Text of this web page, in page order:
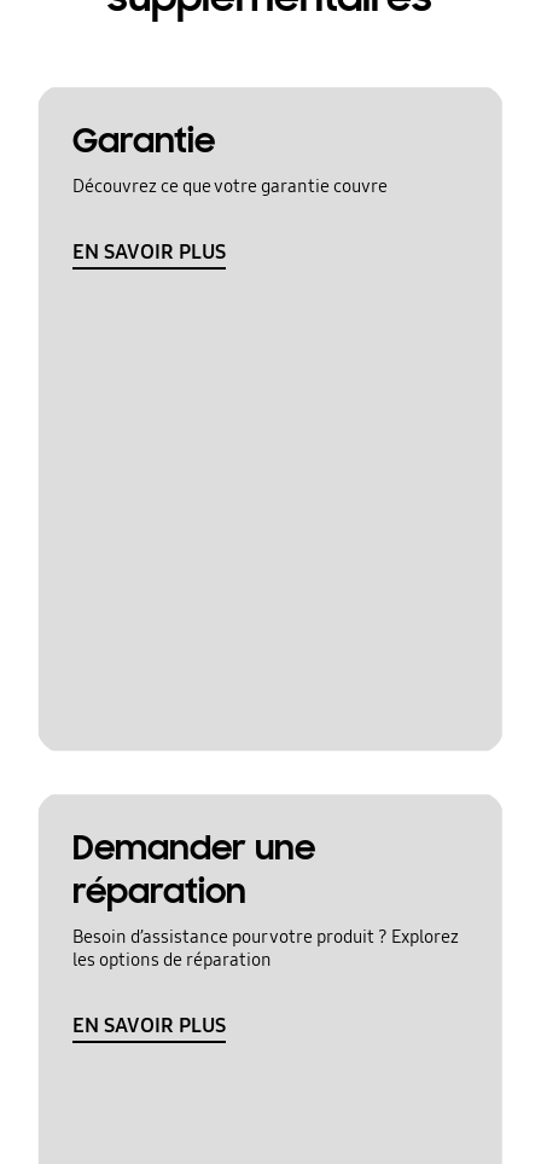
Garantie
Découvrez ce que votre garantie couvre
EN SAVOIR PLUS
Demander une
réparation
Besoin d’assistance pour votre produit ? Explorez
les options de réparation
EN SAVOIR PLUS